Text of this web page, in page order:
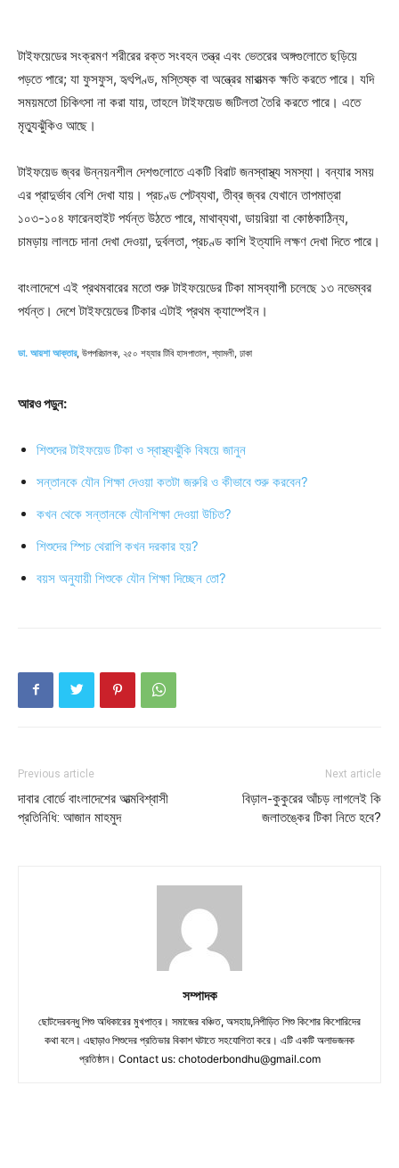
টাইফয়েডের সংক্রমণ শরীরের রক্ত সংবহন তন্ত্র এবং ভেতরের অঙ্গগুলোতে ছড়িয়ে
পড়তে পারে; যা ফুসফুস, হৃৎপিণ্ড, মস্তিষ্ক বা অন্ত্রের মারাত্মক ক্ষতি করতে পারে। যদি
সময়মতো চিকিৎসা না করা যায়, তাহলে টাইফয়েড জটিলতা তৈরি করতে পারে। এতে
মৃত্যুঝুঁকিও আছে।
টাইফয়েড জ্বর উন্নয়নশীল দেশগুলোতে একটি বিরাট জনস্বাস্থ্য সমস্যা। বন্যার সময়
এর প্রাদুর্ভাব বেশি দেখা যায়। প্রচণ্ড পেটব্যথা, তীব্র জ্বর যেখানে তাপমাত্রা
১০৩-১০৪ ফারেনহাইট পর্যন্ত উঠতে পারে, মাথাব্যথা, ডায়রিয়া বা কোষ্ঠকাঠিন্য,
চামড়ায় লালচে দানা দেখা দেওয়া, দুর্বলতা, প্রচণ্ড কাশি ইত্যাদি লক্ষণ দেখা দিতে পারে।
বাংলাদেশে এই প্রথমবারের মতো শুরু টাইফয়েডের টিকা মাসব্যাপী চলেছে ১৩ নভেম্বর
পর্যন্ত। দেশে টাইফয়েডের টিকার এটাই প্রথম ক্যাম্পেইন।
ডা. আয়শা আক্তার, উপপরিচালক, ২৫০ শয্যার টিবি হাসপাতাল, শ্যামলী, ঢাকা
আরও পড়ুন:
শিশুদের টাইফয়েড টিকা ও স্বাস্থ্যঝুঁকি বিষয়ে জানুন
সন্তানকে যৌন শিক্ষা দেওয়া কতটা জরুরি ও কীভাবে শুরু করবেন?
কখন থেকে সন্তানকে যৌনশিক্ষা দেওয়া উচিত?
শিশুদের স্পিচ থেরাপি কখন দরকার হয়?
বয়স অনুযায়ী শিশুকে যৌন শিক্ষা দিচ্ছেন তো?
Previous article
দাবার বোর্ডে বাংলাদেশের আত্মবিশ্বাসী
প্রতিনিধি: আজান মাহমুদ
Next article
বিড়াল-কুকুরের আঁচড় লাগলেই কি
জলাতঙ্কের টিকা নিতে হবে?
সম্পাদক
ছোটদেরবন্ধু শিশু অধিকারের মুখপাত্র। সমাজের বঞ্চিত, অসহায়,নিপীড়িত শিশু কিশোর কিশোরিদের
কথা বলে। এছাড়াও শিশুদের প্রতিভার বিকাশ ঘটাতে সহযোগিতা করে। এটি একটি অলাভজনক
প্রতিষ্ঠান। Contact us: chotoderbondhu@gmail.com